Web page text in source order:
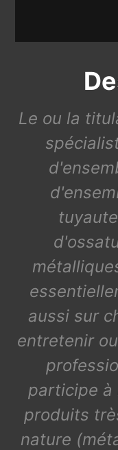
Le ou la
aussi sur
entretenir
participe à
produits
nature